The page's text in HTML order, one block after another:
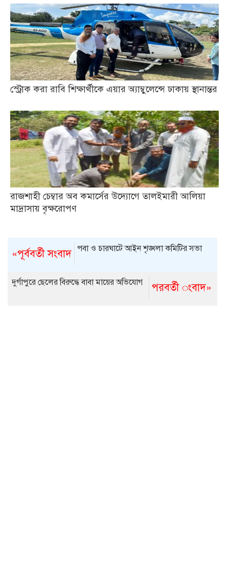
স্ট্রোক করা রাবি শিক্ষার্থীকে এয়ার অ্যাম্বুলেন্সে ঢাকায় স্থানান্তর
রাজশাহী চেম্বার অব কমার্সের উদ্যোগে তালইমারী আলিয়া
মাদ্রাসায় বৃক্ষরোপণ
«পূর্ববর্তী সংবাদ পবা ও চারঘাটে আইন শৃঙ্খলা কমিটির সভা
পরবর্তী ংবাদ»
দুর্গাপুরে ছেলের বিরুদ্ধে বাবা মায়ের অভিযোগ